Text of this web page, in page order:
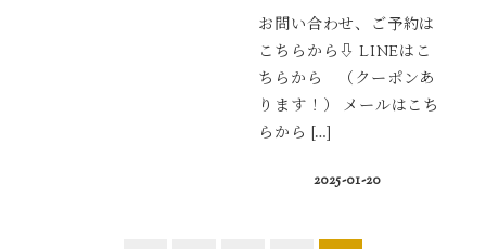
お問い合わせ、ご予約は
こちらから⇩ LINEはこ
ちらから （クーポンあ
ります！） メールはこち
らから […]
2025-01-20